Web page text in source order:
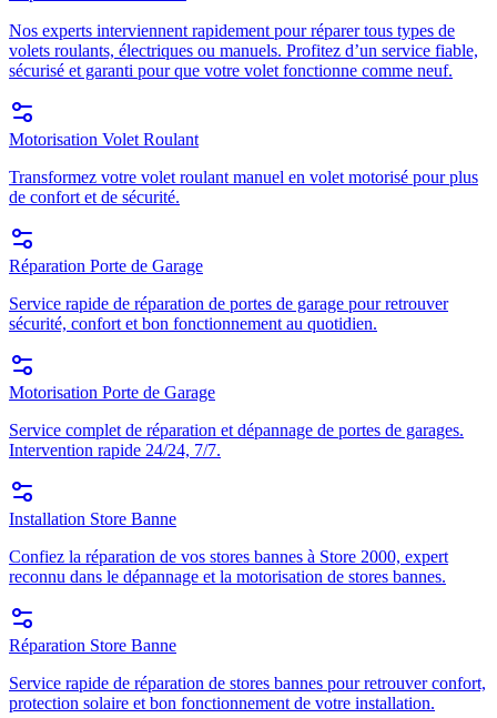
Nos experts interviennent rapidement pour réparer tous types de
volets roulants, électriques ou manuels. Profitez d’un service fiable,
sécurisé et garanti pour que votre volet fonctionne comme neuf.
Motorisation Volet Roulant
Transformez votre volet roulant manuel en volet motorisé pour plus
de confort et de sécurité.
Réparation Porte de Garage
Service rapide de réparation de portes de garage pour retrouver
sécurité, confort et bon fonctionnement au quotidien.
Motorisation Porte de Garage
Service complet de réparation et dépannage de portes de garages.
Intervention rapide 24/24, 7/7.
Installation Store Banne
Confiez la réparation de vos stores bannes à Store 2000, expert
reconnu dans le dépannage et la motorisation de stores bannes.
Réparation Store Banne
Service rapide de réparation de stores bannes pour retrouver confort,
protection solaire et bon fonctionnement de votre installation.